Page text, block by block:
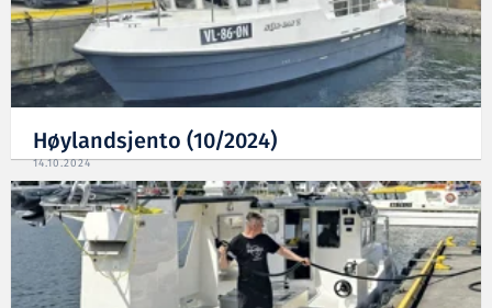
Høylandsjento (10/2024)
14.10.2024